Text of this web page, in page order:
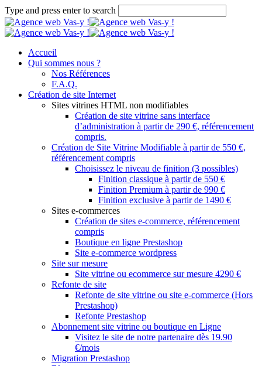
Type and press enter to search
Accueil
Qui sommes nous ?
Nos Références
F.A.Q.
Création de site Internet
Sites vitrines HTML non modifiables
Création de site vitrine sans interface
d’administration à partir de 290 €, référencement
compris.
Création de Site Vitrine Modifiable à partir de 550 €,
référencement compris
Choisissez le niveau de finition (3 possibles)
Finition classique à partir de 550 €
Finition Premium à partir de 990 €
Finition exclusive à partir de 1490 €
Sites e-commerces
Création de sites e-commerce, référencement
compris
Boutique en ligne Prestashop
Site e-commerce wordpress
Site sur mesure
Site vitrine ou ecommerce sur mesure 4290 €
Refonte de site
Refonte de site vitrine ou site e-commerce (Hors
Prestashop)
Refonte Prestashop
Abonnement site vitrine ou boutique en Ligne
Visitez le site de notre partenaire dès 19.90
€/mois
Migration Prestashop